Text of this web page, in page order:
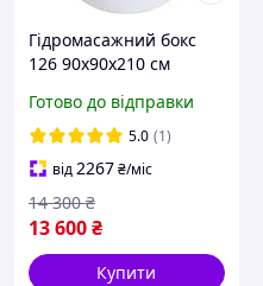
Гідромасажний бокс
126 90x90х210 см
розсувні двері на
низькому піддоні
Готово до відправки
5.0 (1)
від2267₴/міс
13 600₴
14 300 ₴
Купити